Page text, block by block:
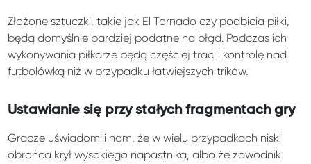
Złożone sztuczki, takie jak El Tornado czy podbicia piłki,
będą domyślnie bardziej podatne na błąd. Podczas ich
wykonywania piłkarze będą częściej tracili kontrolę nad
futbolówką niż w przypadku łatwiejszych trików.
Ustawianie się przy stałych fragmentach gry
Gracze uświadomili nam, że w wielu przypadkach niski
obrońca krył wysokiego napastnika, albo że zawodnik